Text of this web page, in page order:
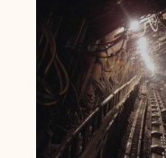
Oficial, Coreea